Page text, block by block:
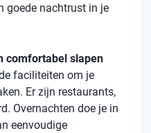
goede nachtrust in je
comfortabel slapen
faciliteiten om je
Er zijn restaurants,
Overnachten doe je in
eenvoudige